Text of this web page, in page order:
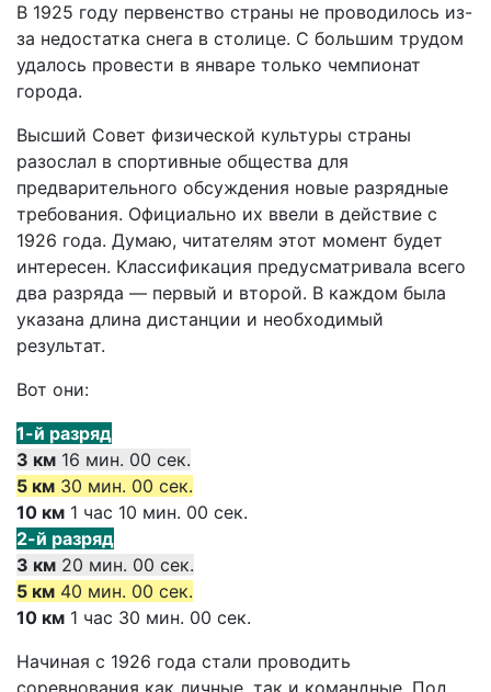
В 1925 году первенство страны не проводилось из-
за недостатка снега в столице. С большим трудом
удалось провести в январе только чемпионат
города.
Высший Совет физической культуры страны
разослал в спортивные общества для
предварительного обсуждения новые разрядные
требования. Официально их ввели в действие с
1926 года. Думаю, читателям этот момент будет
интересен. Классификация предусматривала всего
два разряда — первый и второй. В каждом была
указана длина дистанции и необходимый
результат.
Вот они:
1-й разряд
3 км 16 мин. 00 сек.
5 км 30 мин. 00 сек.
10 км 1 час 10 мин. 00 сек.
2-й разряд
3 км 20 мин. 00 сек.
5 км 40 мин. 00 сек.
10 км 1 час 30 мин. 00 сек.
Начиная с 1926 года стали проводить